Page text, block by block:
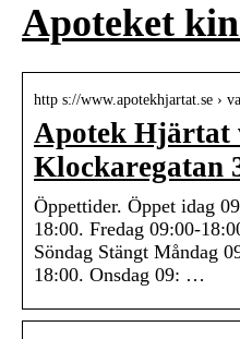
Apoteket
http s://www.apotekhjartat.se ›
Apotek Hjärtat
Klockaregatan
Öppettider. Öppet idag
18:00. Fredag 09:00-
Söndag Stängt Måndag
18:00. Onsdag 09: …